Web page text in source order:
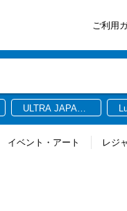
ご利用
ULTRA JAPAN
イベント・アート レジ